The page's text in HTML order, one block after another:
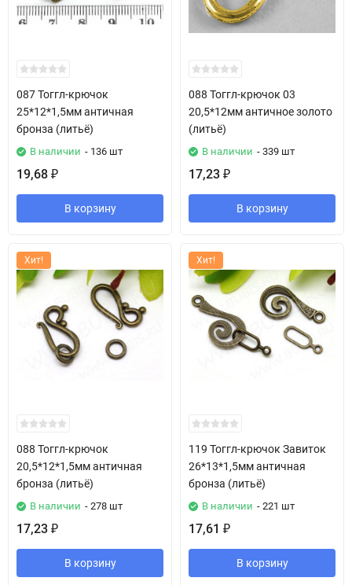
087 Тоггл-крючок
25*12*1,5мм античная
бронза (литьё)
В наличии - 136 шт
19,68 ₽
В корзину
088 Тоггл-крючок 03
20,5*12мм античное золото
(литьё)
В наличии - 339 шт
17,23 ₽
В корзину
Хит!
088 Тоггл-крючок
20,5*12*1,5мм античная
бронза (литьё)
В наличии - 278 шт
17,23 ₽
В корзину
Хит!
119 Тоггл-крючок Завиток
26*13*1,5мм античная
бронза (литьё)
В наличии - 221 шт
17,61 ₽
В корзину